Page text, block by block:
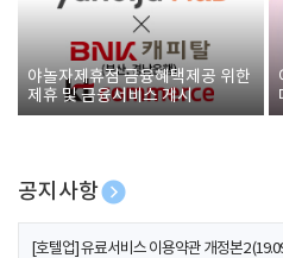
야놀자제휴점 금융혜택제공 위한
제휴 및 금융서비스 게시
공지사항
[호텔업] 개인정보 처리방침 개정본1
[호텔업] 유료서비스 이용약관 개정본2